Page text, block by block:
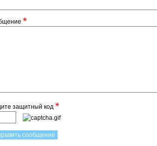
*
защитный код *